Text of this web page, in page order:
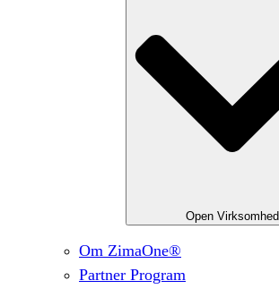
Open Virksomhed
Om ZimaOne®
Partner Program